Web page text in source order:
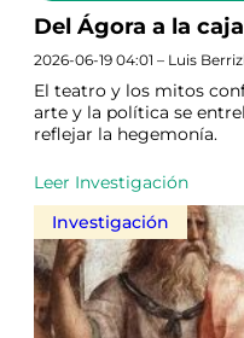
Del Ágora a la
2026-06-19 04:01 – Luis
El teatro y los mitos
arte y la política se
reflejar la hegemonía.
Leer Investigación
Investigación